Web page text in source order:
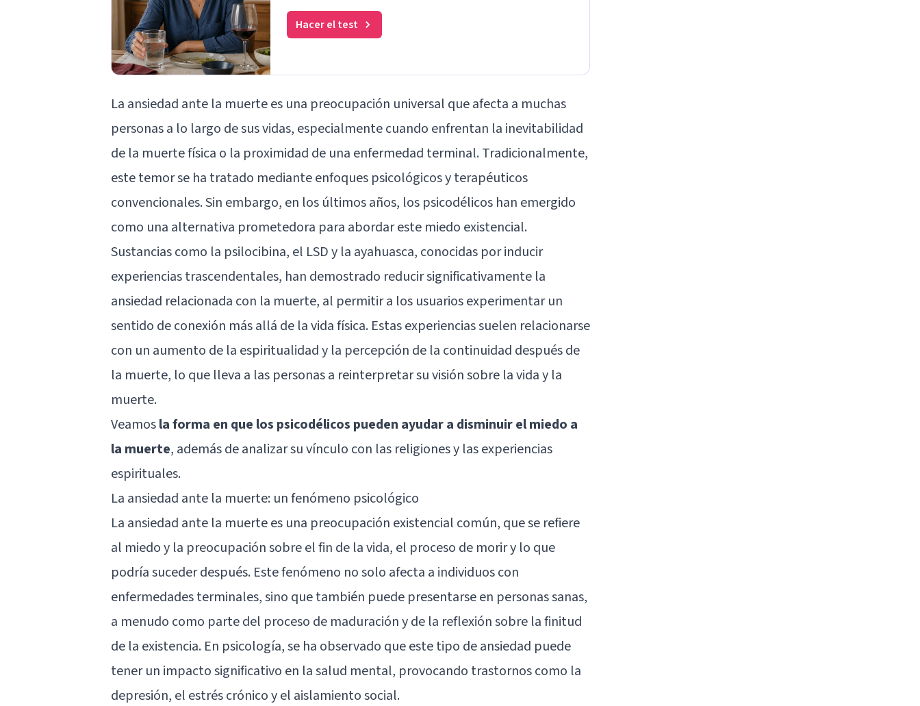
Hacer el test
La ansiedad ante la muerte es una preocupación universal que afecta a muchas
personas a lo largo de sus vidas, especialmente cuando enfrentan la inevitabilidad
de la muerte física o la proximidad de una enfermedad terminal. Tradicionalmente,
este temor se ha tratado mediante enfoques psicológicos y terapéuticos
convencionales. Sin embargo, en los últimos años, los psicodélicos han emergido
como una alternativa prometedora para abordar este miedo existencial.
Sustancias como la psilocibina, el LSD y la ayahuasca, conocidas por inducir
experiencias trascendentales, han demostrado reducir significativamente la
ansiedad relacionada con la muerte, al permitir a los usuarios experimentar un
sentido de conexión más allá de la vida física. Estas experiencias suelen relacionarse
con un aumento de la espiritualidad y la percepción de la continuidad después de
la muerte, lo que lleva a las personas a reinterpretar su visión sobre la vida y la
muerte.
Veamosla forma en que los psicodélicos pueden ayudar a disminuir el miedo a
la muerte, además de analizar su vínculo con las religiones y las experiencias
espirituales.
La ansiedad ante la muerte: un fenómeno psicológico
La ansiedad ante la muerte es una preocupación existencial común, que se refiere
al miedo y la preocupación sobre el fin de la vida, el proceso de morir y lo que
podría suceder después. Este fenómeno no solo afecta a individuos con
enfermedades terminales, sino que también puede presentarse en personas sanas,
a menudo como parte del proceso de maduración y de la reflexión sobre la finitud
de la existencia. En psicología, se ha observado que este tipo de ansiedad puede
tener un impacto significativo en la salud mental, provocando trastornos como la
depresión, el estrés crónico y el aislamiento social.